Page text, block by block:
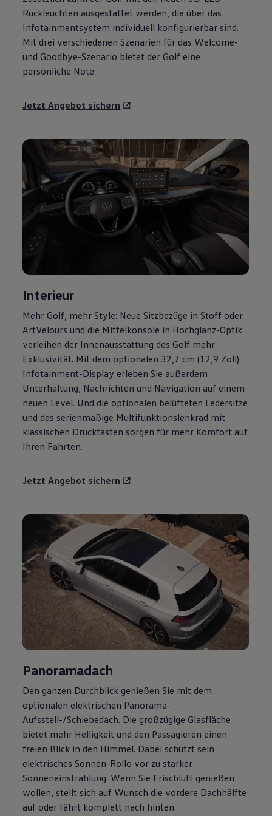
Motorenöl und Flüssigkeiten
Räder und Reifen
Pannen- und Unfallhilfe
Economy Service
Volkswagen Teile
Zubehör
Modellspezifisches Zubehör
Entertainment und Elektronik
Digitale Extras
Dienste für Ihr Modell finden
Volkswagen Apps, Login und Shop
Handy und Fahrzeug verbinden
Updates für Software, Karten und Radio
Über Ihr Auto
Vorgängermodelle
Kundeninformationen
Volkswagen Kundenbetreuung
Warn- und Kontrollleuchten
Digitale Betriebsanleitung
Lifestyle
Familie
Elektromobilität
Volkswagen R
Pannen- und Unfallhilfe
Volkswagen Kundenbetreuung
Rückleuchten ausgestattet werden, die über das
Infotainmentsystem individuell konfigurierbar sind.
Mit drei verschiedenen Szenarien für das Welcome-
und Goodbye-Szenario bietet der Golf eine
persönliche Note.
Jetzt Angebot sichern
Interieur
Mehr Golf , mehr Style: Neue Sitzbezüge in Stoff oder
ArtVelours und die Mittelkonsole in Hochglanz-Optik
verleihen der Innenausstattung des Golf mehr
Exklusivität. Mit dem optionalen 32,7 cm (12,9 Zoll)
Infotainment-Display erleben Sie außerdem
Unterhaltung, Nachrichten und Navigation auf einem
neuen Level. Und die optionalen belüfteten Ledersitze
und das serienmäßige Multifunktionslenkrad mit
klassischen Drucktasten sorgen für mehr Komfort auf
Ihren Fahrten.
Jetzt Angebot sichern
Panoramadach
Den ganzen Durchblick genießen Sie mit dem
optionalen elektrischen Panorama-
Aufsstell-/Schiebedach. Die großzügige Glasfläche
bietet mehr Helligkeit und den Passagieren einen
freien Blick in den Himmel. Dabei schützt sein
elektrisches Sonnen-Rollo vor zu starker
Sonneneinstrahlung. Wenn Sie Frischluft genießen
wollen, stellt sich auf Wunsch die vordere Dachhälfte
auf oder fährt komplett nach hinten.